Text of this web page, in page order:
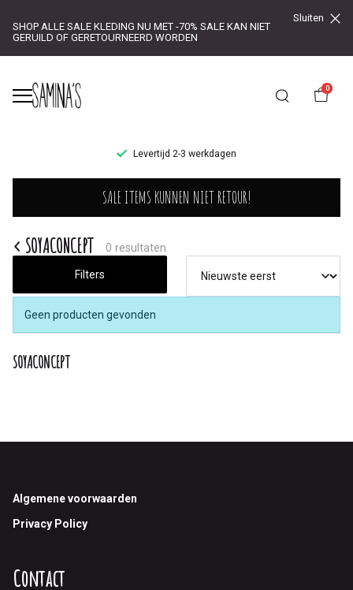
SHOP ALLE SALE KLEDING NU MET -70% SALE KAN NIET
GERUILD OF GERETOURNEERD WORDEN
Sluiten
0
Levertijd 2-3 werkdagen
SOYACONCEPT
Saminas
SALE ITEMS KUNNEN NIET RETOUR!
SOYACONCEPT 0 resultaten
Filters
Geen producten gevonden
SOYACONCEPT
Footer
Algemene voorwaarden
Privacy Policy
Contact